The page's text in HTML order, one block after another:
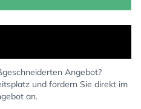
Angebot?
und fordern Sie direkt im
an.